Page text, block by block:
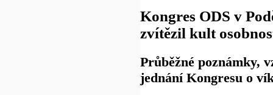
Kongres ODS v
zvítězil kult
Průběžné poznámky,
jednání Kongresu o